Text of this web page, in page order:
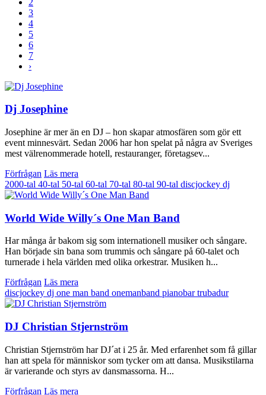
3
4
5
6
7
›
Dj Josephine
Josephine är mer än en DJ – hon skapar atmosfären som gör ett
event minnesvärt. Sedan 2006 har hon spelat på några av Sveriges
mest välrenommerade hotell, restauranger, företagsev...
Förfrågan Läs mera
2000-tal 40-tal 50-tal 60-tal 70-tal 80-tal 90-tal discjockey dj
World Wide Willy´s One Man Band
Har många år bakom sig som internationell musiker och sångare.
Han började sin bana som trummis och sångare på 60-talet och
turnerade i hela världen med olika orkestrar. Musiken h...
Förfrågan Läs mera
discjockey dj one man band onemanband pianobartrubadur
DJ Christian Stjernström
Christian Stjernström har DJ´at i 25 år. Med erfarenhet som få gillar
han att spela för människor som tycker om att dansa. Musikstilarna
är varierande och styrs av dansmassorna. H...
Förfrågan Läs mera